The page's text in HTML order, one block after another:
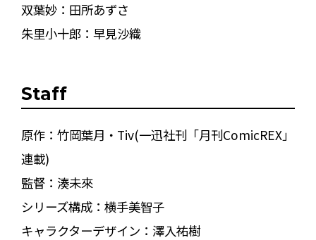
双葉妙：田所あずさ
朱里小十郎：早見沙織
Staff
原作：竹岡葉月・Tiv(一迅社刊「月刊ComicREX」
連載)
監督：湊未來
シリーズ構成：横手美智子
キャラクターデザイン：澤入祐樹